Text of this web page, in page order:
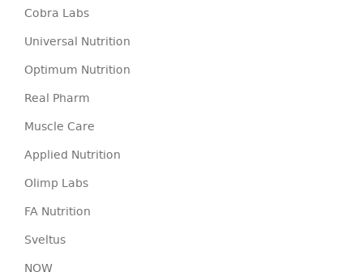
Cobra Labs
Universal Nutrition
Optimum Nutrition
Real Pharm
Muscle Care
Applied Nutrition
Olimp Labs
FA Nutrition
Sveltus